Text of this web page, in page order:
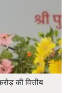
की वित्तीय